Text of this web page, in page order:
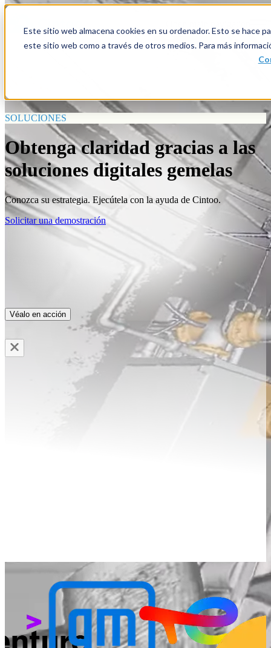
Este sitio web almacena cookies en su ordenador. Esto se hace
este sitio web como a través de otros medios. Para más
SOLUCIONES
Obtenga claridad gracias a las
soluciones digitales gemelas
Conozca su estrategia. Ejecútela con la ayuda de Cintoo.
Solicitar una demostración
Véalo en acción